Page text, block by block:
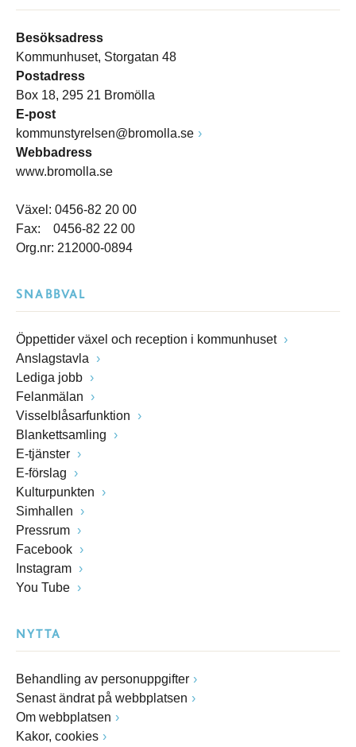
Besöksadress
Kommunhuset, Storgatan 48
Postadress
Box 18, 295 21 Bromölla
E-post
kommunstyrelsen@bromolla.se
Webbadress
www.bromolla.se
Växel: 0456-82 20 00
Fax: 0456-82 22 00
Org.nr: 212000-0894
SNABBVAL
Öppettider växel och reception i kommunhuset
Anslagstavla
Lediga jobb
Felanmälan
Visselblåsarfunktion
Blankettsamling
E-tjänster
E-förslag
Kulturpunkten
Simhallen
Pressrum
Facebook
Instagram
You Tube
NYTTA
Behandling av personuppgifter
Senast ändrat på webbplatsen
Om webbplatsen
Kakor, cookies